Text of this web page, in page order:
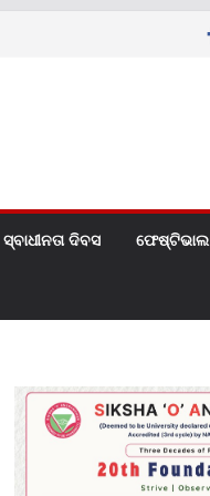
ସ୍ବାଧୀନତା ଦିବସ ଫେଷ୍ଟିଭାଲ